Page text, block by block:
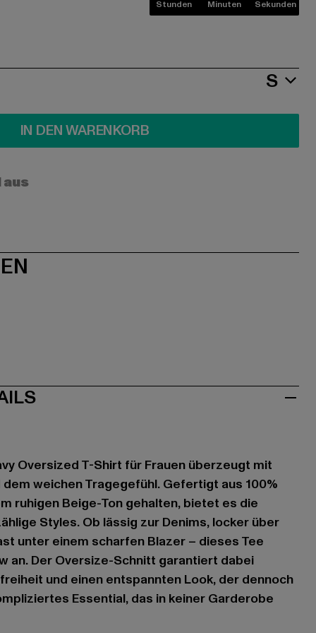
Stunden Minuten Sekunden
S
IN DEN WARENKORB
Oversized T-Shirt für Frauen überzeugt mit
weichen Tragegefühl. Gefertigt aus 100%
ruhigen Beige-Ton gehalten, bietet es die
Styles. Ob lässig zur Denims, locker über
unter einem scharfen Blazer – dieses Tee
an. Der Oversize-Schnitt garantiert dabei
und einen entspannten Look, der dennoch
Essential, das in keiner Garderobe